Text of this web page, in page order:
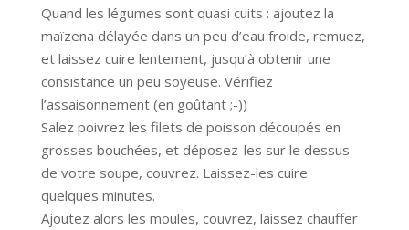
Quand les légumes sont quasi cuits : ajoutez la
maïzena délayée dans un peu d’eau froide, remuez,
et laissez cuire lentement, jusqu’à obtenir une
consistance un peu soyeuse. Vérifiez
l’assaisonnement (en goûtant ;-))
Salez poivrez les filets de poisson découpés en
grosses bouchées, et déposez-les sur le dessus
de votre soupe, couvrez. Laissez-les cuire
quelques minutes.
Ajoutez alors les moules, couvrez, laissez chauffer